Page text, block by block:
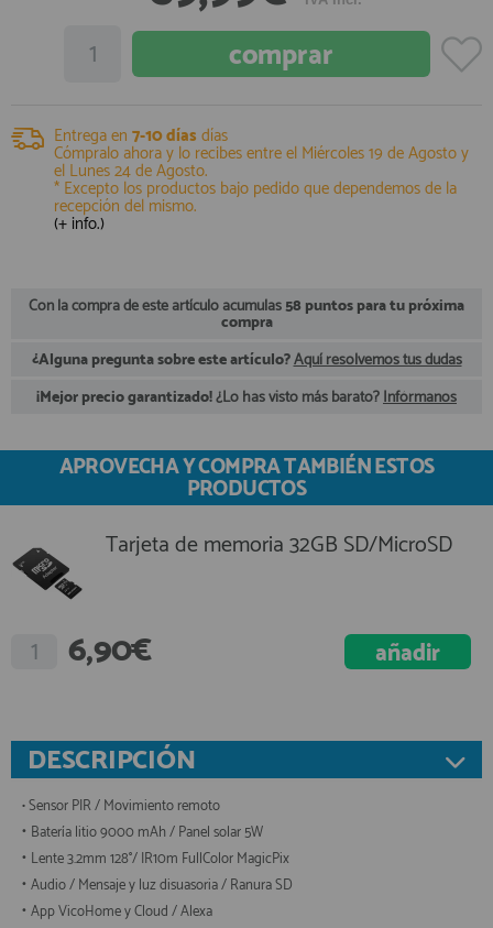
AFILIADOS
INFORMACION
910 60 71 03
910 51 49 87 Solo para
Whatsapp
info@francobordo.com
registro profesional
Entrega en 7-10 días días
Cómpralo ahora y lo recibes entre el Miércoles 19 de Agostoy
el Lunes 24 de Agosto.
* Excepto los productos bajo pedido que dependemos de la
recepción del mismo.
(+ info.)
Con la compra de este artículo acumulas58 puntos para tu próxima
compra
¿Alguna pregunta sobre este artículo?Aquí resolvemos tus dudas
¡Mejor precio garantizado!¿Lo has visto más barato?Infórmanos
APROVECHA Y COMPRA TAMBIÉN ESTOS
PRODUCTOS
Tarjeta de memoria 32GB SD/MicroSD
6,90€
DESCRIPCIÓN
• Sensor PIR / Movimiento remoto
• Batería litio 9000 mAh / Panel solar 5W
• Lente 3.2mm 128°/ IR10m FullColor MagicPix
•Audio / Mensaje y luz disuasoria / Ranura SD
•App VicoHome y Cloud / Alexa